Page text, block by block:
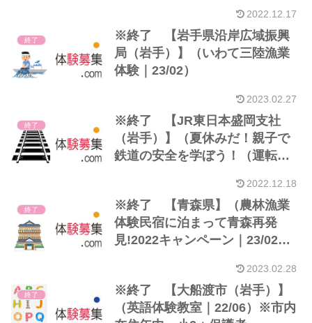
2022.12.17
終了
※終了 【岩手県沿岸広域振興
局（岩手）】（いわて三陸漁業
体験｜23/02）
2023.02.27
終了
※終了 【JR東日本盛岡支社
（岩手）】（夏休みだ！親子で
鉄道の安全を学ぼう！（運転
学）｜22/08）※小学生＋保護者
2022.12.18
終了
※終了 【青森県】（農林漁業
体験民宿に泊まって青森再発
見!2022キャンペーン｜23/02）
2023.02.28
終了
※終了 【大船渡市（岩手）】
（英語体験教室｜22/06）※市内